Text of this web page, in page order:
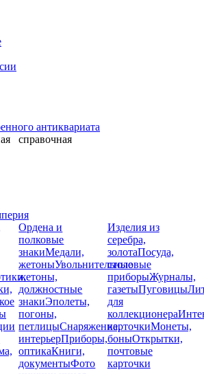
антиквариата
справочная
Ордена и
полковые
знакиМедали,
жетоныУвольнительные
жетоны,
должностные
знакиЭполеты,
погоны,
петлицыСнаряжение,
интерьерПриборы,
оптикаКниги,
документыФото
Изделия из
серебра,
золотаПосуда,
столовые
приборыЖурналы,
газетыПуговицы
для
коллекционера
карточкиМонеты,
боныОткрытки,
почтовые
карточки